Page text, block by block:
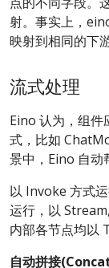
射。事实上，
映射到相同的下游
流式处理
Eino 认为，组件
式，比如
景中，Eino 自动
以 Invoke 方式
运行，以
内部各节点均以
自动拼接